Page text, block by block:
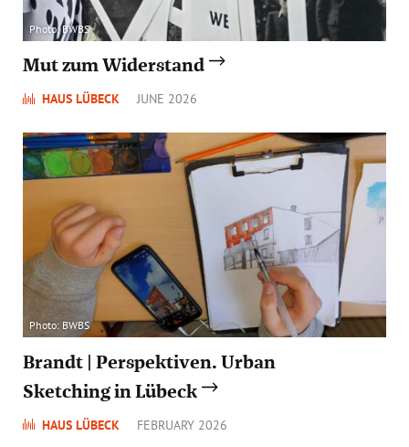
Photo: BWBS
Mut zum Widerstand
HAUS LÜBECK JUNE 2026
Photo: BWBS
Brandt | Perspektiven. Urban
Sketching in Lübeck
HAUS LÜBECK FEBRUARY 2026